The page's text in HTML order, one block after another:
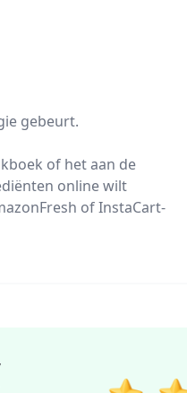
gebeurt.
of het aan de
online wilt
of InstaCart-